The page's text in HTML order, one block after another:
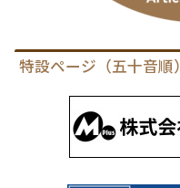
特設ページ（五十音順）